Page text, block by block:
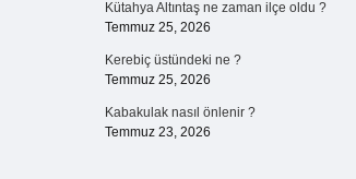
Kütahya Altıntaş ne zaman ilçe oldu ?
Temmuz 25, 2026
Kerebiç üstündeki ne ?
Temmuz 25, 2026
Kabakulak nasıl önlenir ?
Temmuz 23, 2026